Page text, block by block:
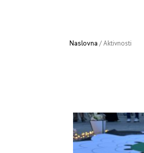
Naslovna /Aktivnosti